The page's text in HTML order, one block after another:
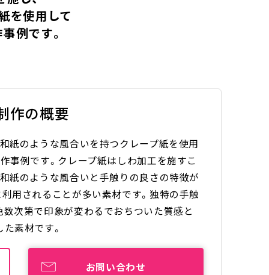
を使用して
例です。
作の概要
紙のような風合いを持つクレープ紙を使用
事例です。クレープ紙はしわ加工を施すこ
紙のような風合いと手触りの良さの特徴が
用されることが多い素材です。独特の手触
次第で印象が変わるでおちついた質感と
素材です。
お問い合わせ